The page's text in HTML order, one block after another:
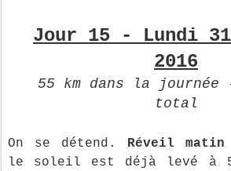
Jour 15 - Lundi
2016
55 km dans la journée
total
On se détend. Réveil
le soleil est déjà levé à